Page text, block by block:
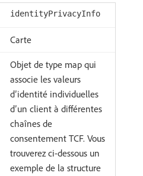
identityPrivacyInfo
Carte
Objet de type map qui
associe les valeurs
d’identité individuelles
d’un client à différentes
chaînes de
consentement TCF. Vous
trouverez ci-dessous un
exemple de la structure